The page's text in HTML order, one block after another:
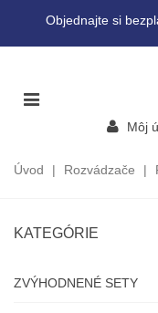
Objednajte si
Môj
Úvod | Rozvádzače |
KATEGÓRIE
ZVÝHODNENÉ SETY